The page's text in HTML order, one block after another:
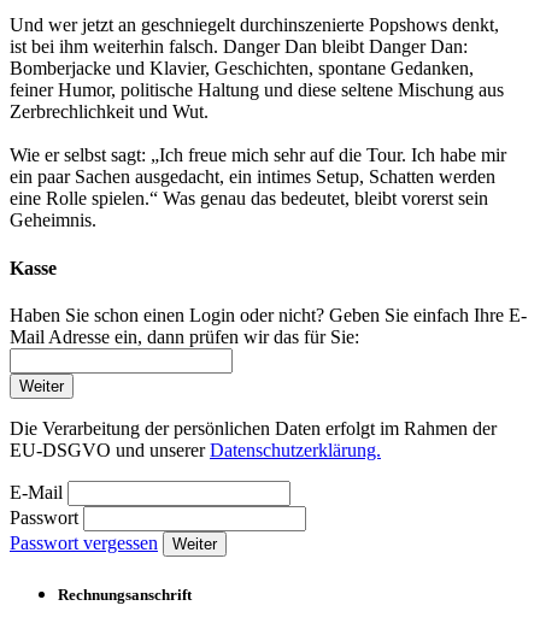
Und wer jetzt an geschniegelt durchinszenierte Popshows denkt,
ist bei ihm weiterhin falsch. Danger Dan bleibt Danger Dan:
Bomberjacke und Klavier, Geschichten, spontane Gedanken,
feiner Humor, politische Haltung und diese seltene Mischung aus
Zerbrechlichkeit und Wut.
Wie er selbst sagt: „Ich freue mich sehr auf die Tour. Ich habe mir
ein paar Sachen ausgedacht, ein intimes Setup, Schatten werden
eine Rolle spielen.“ Was genau das bedeutet, bleibt vorerst sein
Geheimnis.
Kasse
Haben Sie schon einen Login oder nicht? Geben Sie einfach Ihre E-
Mail Adresse ein, dann prüfen wir das für Sie:
Weiter
Die Verarbeitung der persönlichen Daten erfolgt im Rahmen der
EU-DSGVO und unsererDatenschutzerklärung.
E-Mail
Passwort
Passwort vergessen
Weiter
Rechnungsanschrift